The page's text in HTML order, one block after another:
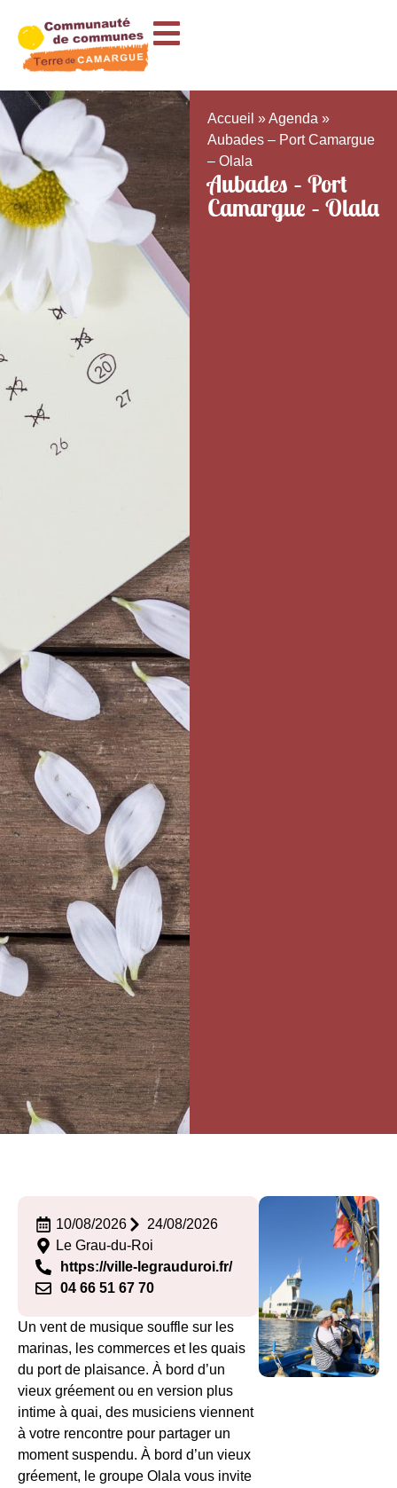
Accueil »Agenda »
Aubades – Port Camargue
– Olala
Aubades – Port
Camargue – Olala
10/08/2026
24/08/2026
Le Grau-du-Roi
https://ville-legrauduroi.fr/
04 66 51 67 70
Un vent de musique souffle sur les
marinas, les commerces et les quais
du port de plaisance. À bord d’un
vieux gréement ou en version plus
intime à quai, des musiciens viennent
à votre rencontre pour partager un
moment suspendu. À bord d’un vieux
gréement, le groupe Olala vous invite